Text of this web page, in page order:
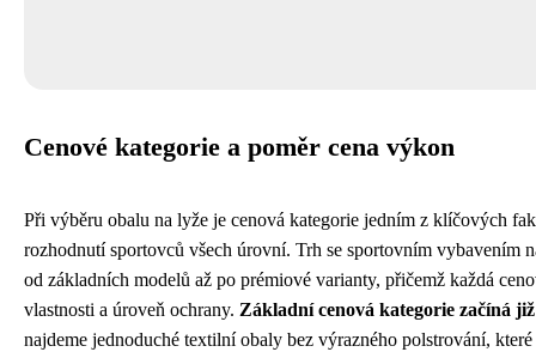
Cenové kategorie a poměr cena výkon
Při výběru obalu na lyže je cenová kategorie jedním z klíčových
rozhodnutí sportovců všech úrovní. Trh se sportovním vybavením
od základních modelů až po prémiové varianty, přičemž každá
vlastnosti a úroveň ochrany. Základní cenová kategorie začíná
najdeme jednoduché textilní obaly bez výrazného polstrování,